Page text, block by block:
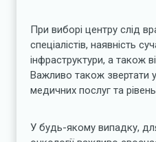
При виборі центру слід
спеціалістів, наявність
інфраструктури, а також
Важливо також звертати
медичних послуг та рівень
У будь-якому випадку,